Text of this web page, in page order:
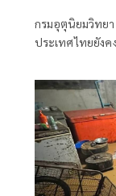
กรมอุตุนิยมวิทย
ประเทศไทยยังค
กับมรสุมตะวันตก